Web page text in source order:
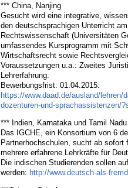
*** China, Nanjing
Gesucht wird eine integrative,
den deutschsprachigen Unterricht
Rechtswissenschaft (Universitäten
umfassendes Kursprogramm mit
Wirtschaftsrecht sowie
Voraussetzungen u.a.: Zweites
Lehrerfahrung.
Bewerbungsfrist: 01.04.2015:
https://www.daad.de/ausland/lehren/
dozenturen-und-sprachassistenzen/
*** Indien, Karnataka und Tamil Nadu
Das IGCHE, ein Konsortium von 6
Partnerhochschulen, sucht ab
mehrere erfahrene Lehrkräfte für
Die indischen Studierenden sollen
werden: http://www.deutsch-als-